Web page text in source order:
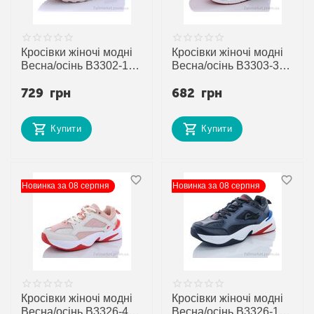
Кросівки жіночі модні
Весна/осінь B3302-19
Demax 2" недорого
постачальника
729 грн
Купити
Кросівки жіночі модні
Весна/осінь B3303-3 (8
Demax 2" недорого
постачальника
682 грн
Купити
Новинка за 08 серпня
Кросівки жіночі модні
Новинка за 08 серпня
Кросівки жіночі модні